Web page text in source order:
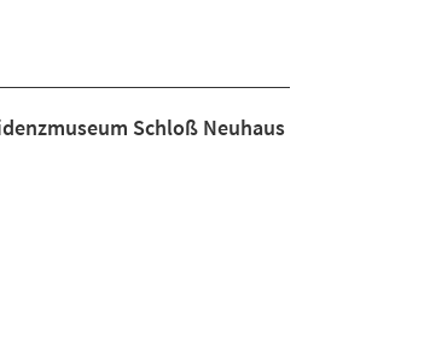
Schloß Neuhaus